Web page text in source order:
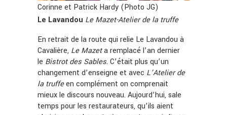
Corinne et Patrick Hardy (Photo JG)
Le Lavandou Le Mazet-Atelier de la truffe
En retrait de la route qui relie Le Lavandou à
Cavalière, Le Mazeta remplacé l’an dernier
le Bistrot des Sables. C’était plus qu’un
changement d’enseigne et avec L’Atelier de
la truffeen complément on comprenait
mieux le discours nouveau. Aujourd’hui, sale
temps pour les restaurateurs, qu’ils aient